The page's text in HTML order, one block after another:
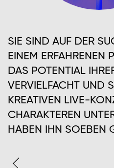
SIE SIND AUF DER
EINEM ERFAHRENEN
DAS POTENTIAL
VERVIELFACHT UND
KREATIVEN LIVE-
CHARAKTEREN
HABEN IHN SOEBEN